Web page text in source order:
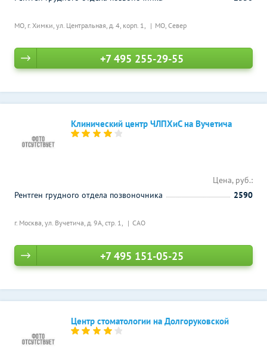
МО, г. Химки, ул. Центральная, д. 4, корп. 1, МО, Север
+7 495 255-29-55
Клинический центр ЧЛПХиС на Вучетича
г. Москва, ул. Вучетича, д. 9А, стр. 1, САО
Цена, руб.:
Рентген грудного отдела позвоночника
2590
+7 495 151-05-25
Центр стоматологии на Долгоруковской